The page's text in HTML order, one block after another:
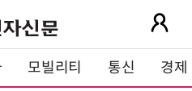
모빌리티 통신 경제